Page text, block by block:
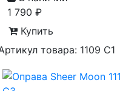
1 790 ₽
Купить
товара: 1109 С1